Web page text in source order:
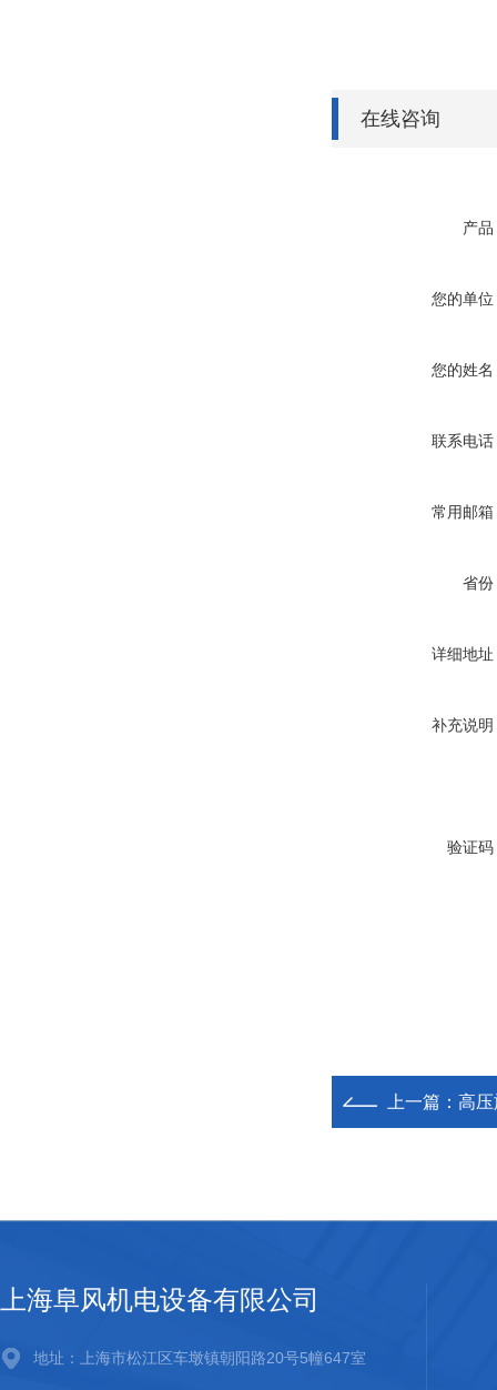
在线咨询
产品
您的单位
您的姓名
联系电话
常用邮箱
省份
详细地址
补充说明
验证码
上一篇： 高
上海阜风机电设备有限公司
地址：上海市松江区车墩镇朝阳路20号5幢647室